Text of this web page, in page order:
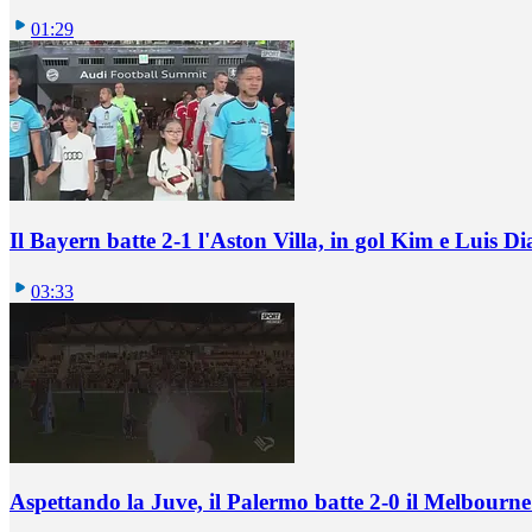
01:29
Il Bayern batte 2-1 l'Aston Villa, in gol Kim e Luis
03:33
Aspettando la Juve, il Palermo batte 2-0 il